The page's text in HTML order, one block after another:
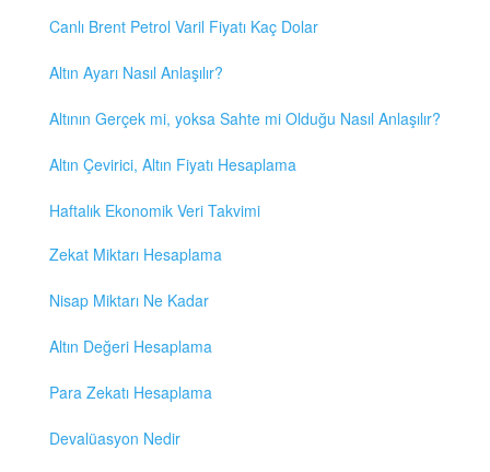
Canlı Brent Petrol Varil Fiyatı Kaç Dolar
Altın Ayarı Nasıl Anlaşılır?
Altının Gerçek mi, yoksa Sahte mi Olduğu Nasıl Anlaşılır?
Altın Çevirici, Altın Fiyatı Hesaplama
Haftalık Ekonomik Veri Takvimi
Zekat Miktarı Hesaplama
Nisap Miktarı Ne Kadar
Altın Değeri Hesaplama
Para Zekatı Hesaplama
Devalüasyon Nedir